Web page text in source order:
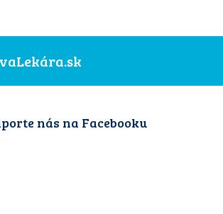
nás na Facebooku